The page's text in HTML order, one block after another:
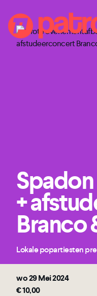
Spadon
+
Branco
Lokale popartiesten
wo 29 Mei 2024
€ 10,00